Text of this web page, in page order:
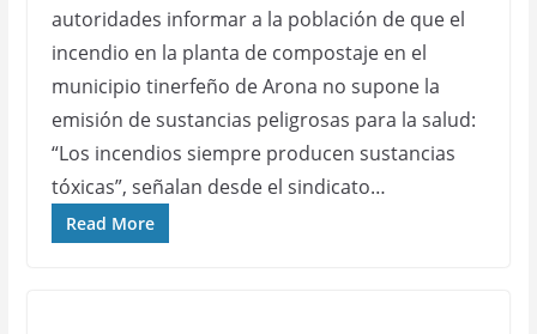
autoridades informar a la población de que el
incendio en la planta de compostaje en el
municipio tinerfeño de Arona no supone la
emisión de sustancias peligrosas para la salud:
“Los incendios siempre producen sustancias
tóxicas”, señalan desde el sindicato…
Read More